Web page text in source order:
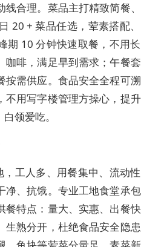
合理。菜品主打精致简餐
20 + 菜品任选，荤素搭配
期 10 分钟快速取餐，不用
啡，满足早到需求；午餐套
按需供应。食品安全全程可
用写字楼管理方操心，提
领爱吃。
工人多、用餐集中、流动性
、抗饿。专业工地食堂承
特点：量大、实惠、出餐
熟分开，杜绝食品安全隐